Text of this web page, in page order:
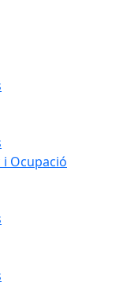
Ocupació